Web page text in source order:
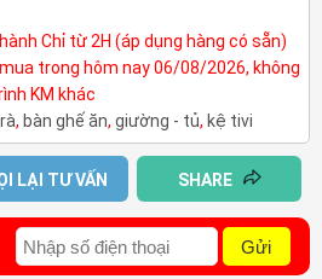
Chỉ từ 2H (áp dụng hàng có sẵn)
trong hôm nay 06/08/2026, không
KM khác
, bàn ghế ăn, giường - tủ, kệ tivi
LẠI TƯ VẤN SHARE
Gửi